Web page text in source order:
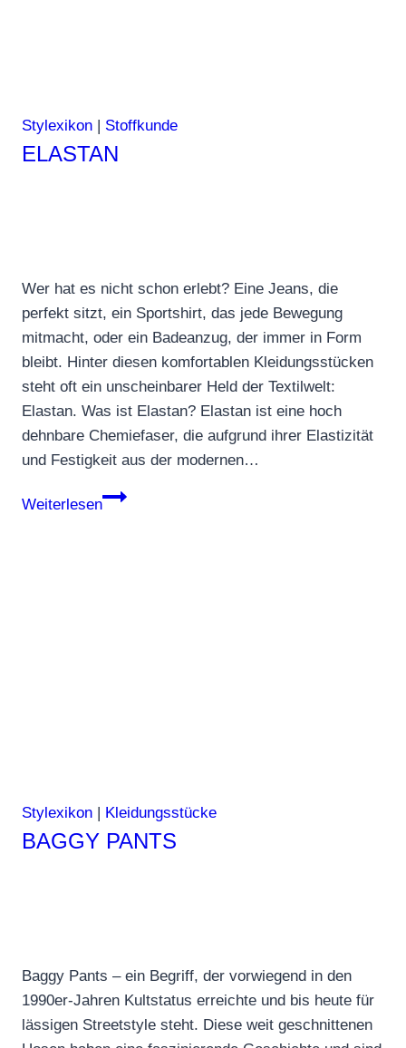
Stylexikon Stoffkunde
ELASTAN
Wer hat es nicht schon erlebt? Eine Jeans, die
perfekt sitzt, ein Sportshirt, das jede Bewegung
mitmacht, oder ein Badeanzug, der immer in Form
bleibt. Hinter diesen komfortablen Kleidungsstücken
steht oft ein unscheinbarer Held der Textilwelt:
Elastan. Was ist Elastan? Elastan ist eine hoch
dehnbare Chemiefaser, die aufgrund ihrer Elastizität
und Festigkeit aus der modernen…
Weiterlesen
Elastan
Stylexikon | Kleidungsstücke
BAGGY PANTS
Baggy Pants – ein Begriff, der vorwiegend in den
1990er-Jahren Kultstatus erreichte und bis heute für
lässigen Streetstyle steht. Diese weit geschnittenen